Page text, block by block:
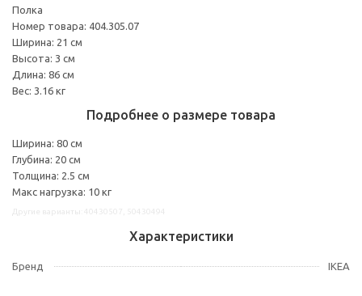
Полка
Номер товара: 404.305.07
Ширина: 21 см
Высота: 3 см
Длина: 86 см
Вес: 3.16 кг
Подробнее о размере товара
Ширина: 80 см
Глубина: 20 см
Толщина: 2.5 см
Макс нагрузка: 10 кг
Характеристики
Бренд IKEA